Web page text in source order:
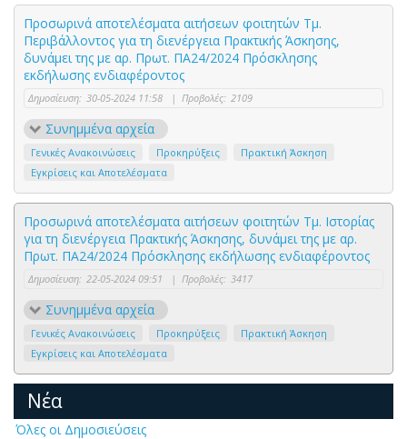
Προσωρινά αποτελέσματα αιτήσεων φοιτητών Τμ.
Περιβάλλοντος για τη διενέργεια Πρακτικής Άσκησης,
δυνάμει της με αρ. Πρωτ. ΠΑ24/2024 Πρόσκλησης
εκδήλωσης ενδιαφέροντος
Δημοσίευση: 30-05-2024 11:58 | Προβολές: 2109
Συνημμένα αρχεία
Γενικές Ανακοινώσεις Προκηρύξεις
Πρακτική Άσκηση
Εγκρίσεις και Αποτελέσματα
Προσωρινά αποτελέσματα αιτήσεων φοιτητών Τμ. Ιστορίας
για τη διενέργεια Πρακτικής Άσκησης, δυνάμει της με αρ.
Πρωτ. ΠΑ24/2024 Πρόσκλησης εκδήλωσης ενδιαφέροντος
Δημοσίευση: 22-05-2024 09:51 | Προβολές: 3417
Συνημμένα αρχεία
Γενικές Ανακοινώσεις Προκηρύξεις
Πρακτική Άσκηση
Εγκρίσεις και Αποτελέσματα
Νέα
Όλες οι Δημοσιεύσεις